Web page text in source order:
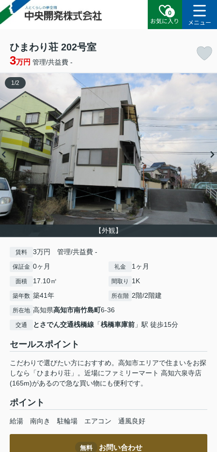
0
お気に入り
メニュー
ひまわり荘 202号室
3万円 管理/共益費 -
【外観】
1 /2
賃料 3万円 管理/共益費 -
保証金 0ヶ月 礼金 1ヶ月
面積 17.10㎡ 間取り 1K
築年数 築41年 所在階 2階/2階建
所在地 高知県高知市南竹島町6-36
交通 とさでん交通桟橋線 「桟橋車庫前 」駅 徒歩15分
セールスポイント
こだわりで選びたい方におすすめ。高知市エリアで住まいをお探
しなら「ひまわり荘」。近場にファミリーマート 高知六泉寺店
(165m)があるので急な買い物にも便利です。
ポイント
給湯 南向き 駐輪場 エアコン 通風良好
無料 お問い合わせ